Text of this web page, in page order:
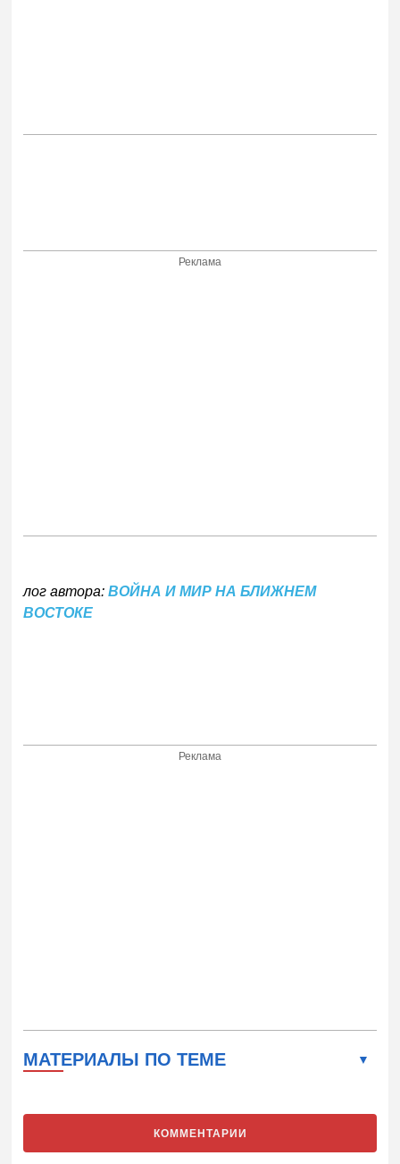
Реклама
лог автора:ВОЙНА И МИР НА БЛИЖНЕМ
ВОСТОКЕ
Реклама
МАТЕРИАЛЫ ПО ТЕМЕ
КОММЕНТАРИИ